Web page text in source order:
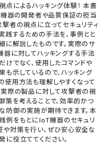
点によるハッキング体験！ 本書
機器の開発者や品質保証の担当
撃者の視点に立ってセキュリティ
践するための手法を、事例とと
に解説したものです。実際のサ
器に対してハッキングする手法
けでなく、使用したコマンドや
も示しているので、ハッキング
使用方法も理解しやすくなって
実際の製品に対して攻撃者の視
策を考えることで、効率的かつ
防御の実施が期待できます。本
例をもとにIoT機器のセキュリ
や対策を行い、ぜひ安心安全な
に役立ててください。